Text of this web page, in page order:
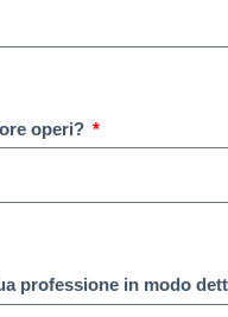
operi?
professione in modo